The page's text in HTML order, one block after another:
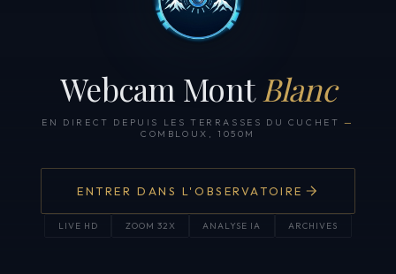
Webcam Mont Blanc
EN DIRECT DEPUIS LES TERRASSES DU CUCHET —
COMBLOUX, 1050M
ENTRER DANS L'OBSERVATOIRE
LIVE HD ZOOM 32X ANALYSE IA ARCHIVES